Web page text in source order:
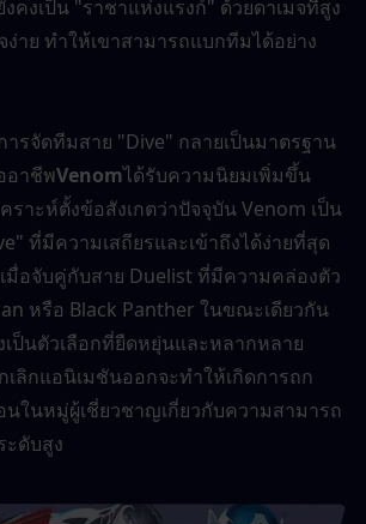
งคงเป็น "ราชาแห่งแรงก์" ด้วยดาเมจที่สูง
าย ทำให้เขาสามารถแบกทีมได้อย่าง
ารจัดทีมสาย "Dive" กลายเป็นมาตรฐาน
อาชีพVenomได้รับความนิยมเพิ่มขึ้น
คราะห์ตั้งข้อสังเกตว่าปัจจุบัน Venom เป็น
ที่มีความเสถียรและเข้าถึงได้ง่ายที่สุด
มื่อจับคู่กับสาย Duelist ที่มีความคล่องตัว
เป็นตัวเลือกที่ยืดหยุ่นและหลากหลาย
เลิกแอนิเมชันออกจะทำให้เกิดการถก
นในหมู่ผู้เชี่ยวชาญเกี่ยวกับความสามารถ
ะดับสูง